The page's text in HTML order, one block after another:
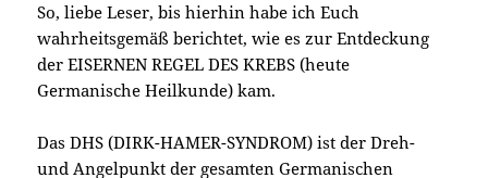
So, liebe Leser, bis hierhin habe ich Euch
wahrheitsgemäß berichtet, wie es zur Entdeckung
der EISERNEN REGEL DES KREBS (heute
Germanische Heilkunde) kam.
Das DHS (DIRK-HAMER-SYNDROM) ist der Dreh-
und Angelpunkt der gesamten Germanischen